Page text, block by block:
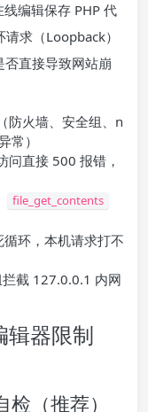
线编辑保存 PHP 代
求（Loopback）
直接导致网站崩
防火墙、安全组、n
常）
问直接 500 报错，
file_get_contents
环，本机请求打不
截 127.0.0.1 内网
辑器限制
（推荐）